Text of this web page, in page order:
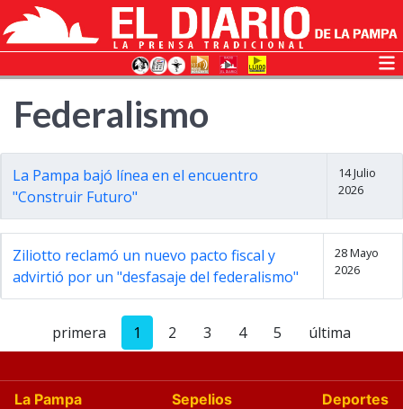
Federalismo
La Pampa bajó línea en el encuentro
"Construir Futuro"
14 Julio
2026
Ziliotto reclamó un nuevo pacto fiscal y
advirtió por un "desfasaje del federalismo"
28 Mayo
2026
primera 1 2 3 4 5 última
La Pampa Sepelios
Deportes